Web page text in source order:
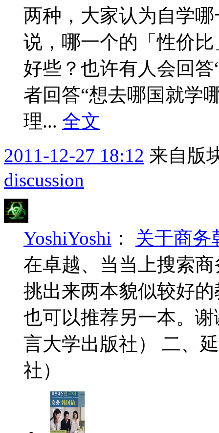
两种，大家认为自学
说，哪一个的「性价
好些？也许有人会回
者回答“想去哪国就学
理... 全文
2011-12-27 18:12 来自版
discussion
YoshiYoshi ： 关于商务
在卓越、当当上搜索
挑出来两本貌似较好
也可以推荐另一本。
言大学出版社） 二、
社）